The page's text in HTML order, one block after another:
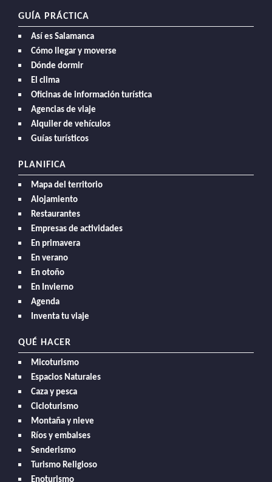
GUÍA PRÁCTICA
Así es Salamanca
Cómo llegar y moverse
Dónde dormir
El clima
Oficinas de información turística
Agencias de viaje
Alquiler de vehículos
Guías turísticos
PLANIFICA
Mapa del territorio
Alojamiento
Restaurantes
Empresas de actividades
En primavera
En verano
En otoño
En Invierno
Agenda
Inventa tu viaje
QUÉ HACER
Micoturismo
Espacios Naturales
Caza y pesca
Cicloturismo
Montaña y nieve
Ríos y embalses
Senderismo
Turismo Religioso
Enoturismo